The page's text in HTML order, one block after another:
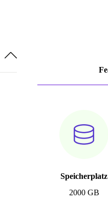
Speicherplatz
2000 GB